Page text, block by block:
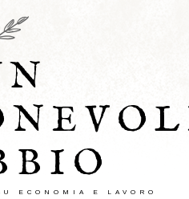
ECONOMIA E LAVORO